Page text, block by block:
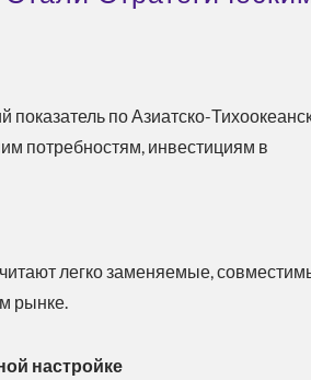
по Азиатско-
потребностям, инвестициям в
легко заменяемые,
рынке.
настройке